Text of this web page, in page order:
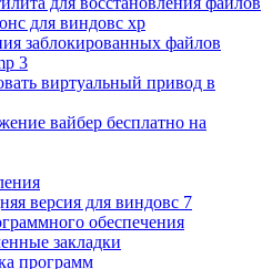
для виндовс хр
заблокированных файлов
3
виртуальный привод в
вайбер бесплатно на
версия для виндовс 7
обеспечения
закладки
программ